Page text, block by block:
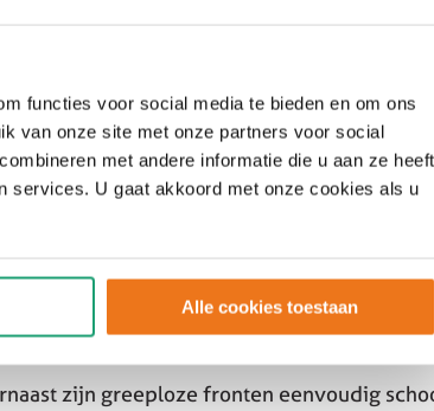
functies voor social media te bieden en om ons
van onze site met onze partners voor social
met andere informatie die u aan ze heeft
services. U gaat akkoord met onze cookies als u
Alle cookies toestaan
de uitstraling biedt een greeploze
Door de slimme indeling
waardoor je efficiënt kunt werken
zijn greeploze fronten eenvoudig